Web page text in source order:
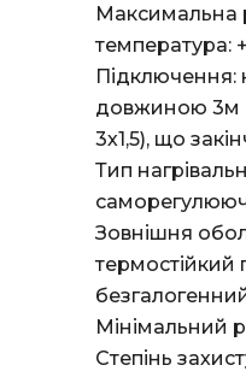
Максимальна
температура:
Підключення:
довжиною 3м
3х1,5), що
Тип
Зовнішня
термостійкий
Мінімальний
Степінь